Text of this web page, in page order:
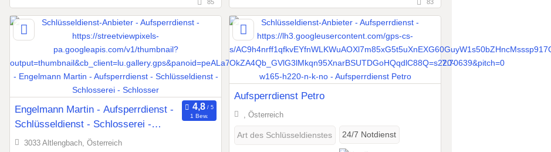
85 83
Engelmann Martin - Aufsperrdienst -
Schlüsseldienst - Schlosserei -
Schlosser
1 Bew.
3033 Altlengbach, Österreich
Aufsperrdienst Petro
, Österreich
Art des Schlüsseldienstes 24/7 Notdienst